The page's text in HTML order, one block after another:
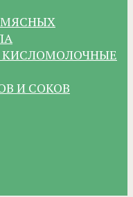
МЯСНЫХ
И СОКОВ